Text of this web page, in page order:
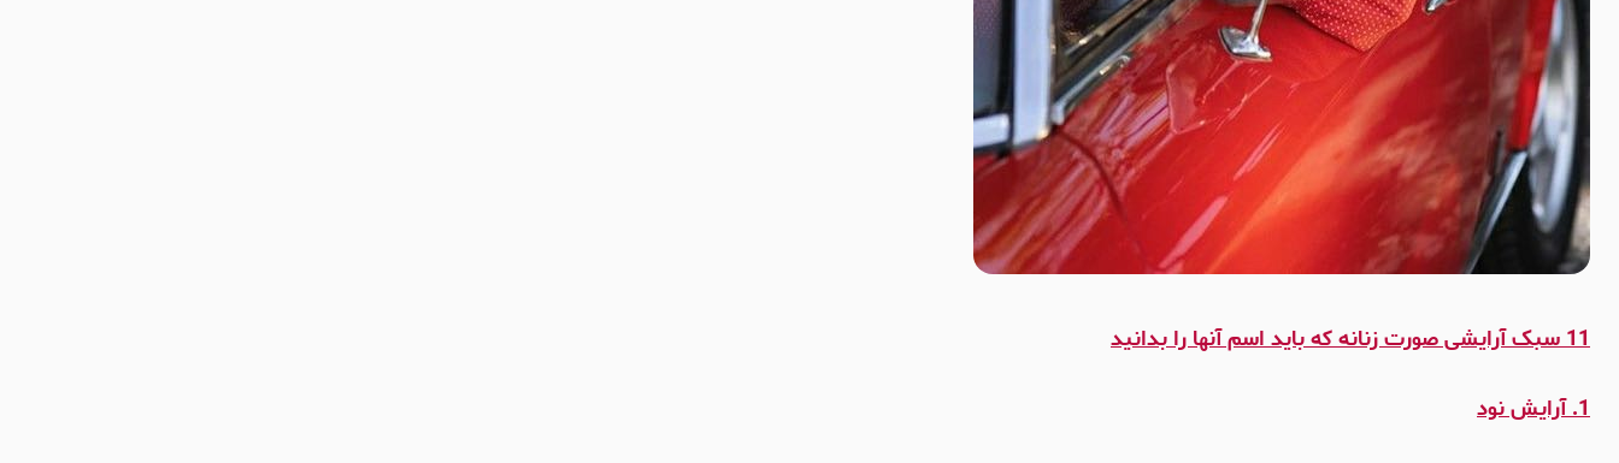
11 سبک آرایشی صورت زنانه که باید اسم آنها را بدانید
1. آرایش نود